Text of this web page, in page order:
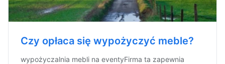
Czy opłaca się wypożyczyć meble?
wypożyczalnia mebli na eventyFirma ta zapewnia